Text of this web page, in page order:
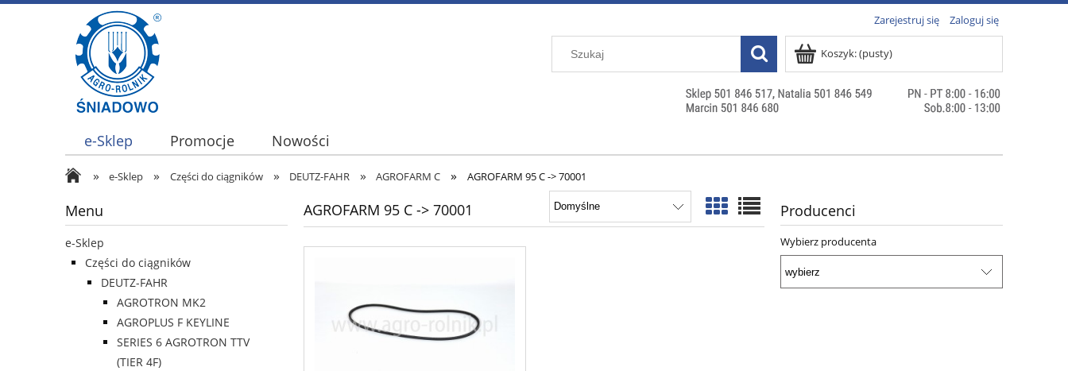
Zarejestruj się Zaloguj się
Koszyk:(pusty)
e-Sklep Promocje Nowości
» e-Sklep » Części do ciągników » DEUTZ-FAHR » AGROFARM C » AGROFARM 95 C -> 70001
Menu
e-Sklep
Części do ciągników
DEUTZ-FAHR
AGROTRON MK2
AGROPLUS F KEYLINE
SERIES 6 AGROTRON TTV
(TIER 4F)
AGROFARM 95 C -> 70001 Producenci
Wybierz producenta